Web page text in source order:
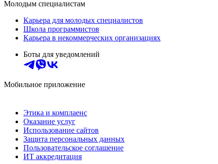
Молодым специалистам
Карьера для молодых специалистов
Школа программистов
Карьера в некоммерческих организациях
Боты для уведомлений
Мобильное приложение
Этика и комплаенс
Оказание услуг
Использование сайтов
Защита персональных данных
Пользовательское соглашение
ИТ аккредитация